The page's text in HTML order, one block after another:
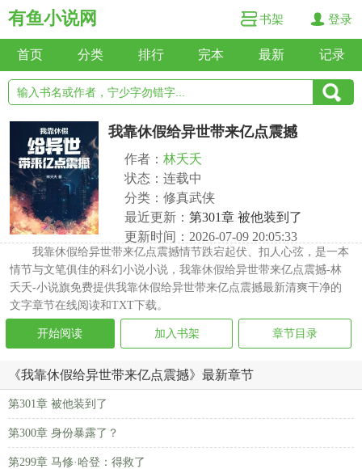
有鱼小说网 书架 登录
首页 分类 排行 完本 最新 记录
我靠休假给异世带来亿点震撼
作者： 林夭夭
状态：连载中
分类：修真武侠
最近更新： 第301章 被他装到了
更新时间：2026-07-09 20:05:33
我靠休假给异世带来亿点震撼情节跌宕起伏、扣人心弦，是一本
情节与文笔俱佳的科幻小说小说，我靠休假给异世带来亿点震撼-林
夭夭-小说旗免费提供我靠休假给异世带来亿点震撼最新清爽干净的
文字章节在线阅读和TXT下载。
开始阅读 加入书架 章节目录
《我靠休假给异世带来亿点震撼》最新章节
第301章 被他装到了
第300章 身份暴露了？
第299章 马修·哈登：得救了